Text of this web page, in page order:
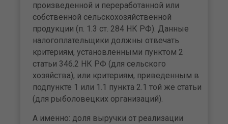
произведенной и переработанной или
собственной сельскохозяйственной
продукции (п. 1.3 ст. 284 НК РФ). Данные
налогоплательщики должны отвечать
критериям, установленными пунктом 2
статьи 346.2 НК РФ (для сельского
хозяйства), или критериям, приведенным в
подпункте 1 или 1.1 пункта 2.1 той же статьи
(для рыболовецких организаций).
А именно: доля выручки от реализации